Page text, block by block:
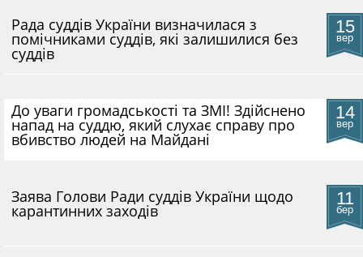
15
вер
Рада суддів України визначилася з
помічниками суддів, які залишилися без
суддів
14
вер
До уваги громадськості та ЗМІ! Здійснено
напад на суддю, який слухає справу про
вбивство людей на Майдані
11
бер
​Заява Голови Ради суддів України щодо
карантинних заходів